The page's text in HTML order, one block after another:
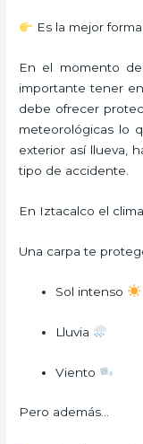
Es la mejor
En el momento
importante tener
debe ofrecer
meteorológicas lo
exterior así llueva,
tipo de accidente.
En Iztacalco el
Una carpa te
Sol intenso
Lluvia
Viento
Pero además…